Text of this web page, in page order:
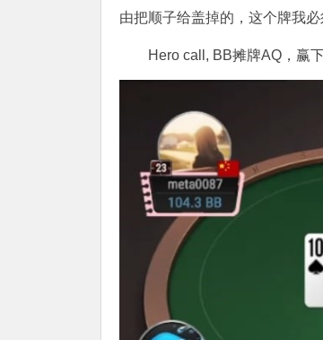
由把顺子给盖掉的，这个牌我
Hero call, BB摊牌AQ，赢